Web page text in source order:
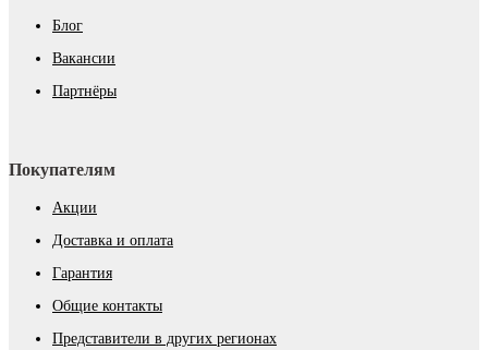
Блог
Вакансии
Партнёры
Покупателям
Акции
Доставка и оплата
Гарантия
Общие контакты
Представители в других регионах